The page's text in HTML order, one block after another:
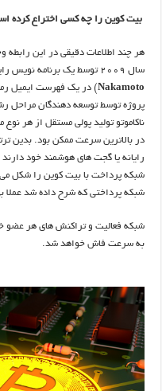
بیت کوین را چه کسی اختراع کرده
هر چند اطلاعات دقیقی در این رابطه
سال 2009 توسط یک برنامه نویس رایانه با نام ساختگی
Nakamoto) در یک فهرست ایمیل
پروژه توسط توسعه دهندگان
ناکاموتو تولید پولی مستقل از هر
در بالاترین سرعت ممکن بود. بدین
رایانه یا گجت های هوشمند خود
شبکه پرداخت با بیت کوین را شکل
شبکه پرداختی که شرح داده شد عملا
شبکه فعالیت و تراکنش های هر عضو
به سرعت فاش خواهد شد.